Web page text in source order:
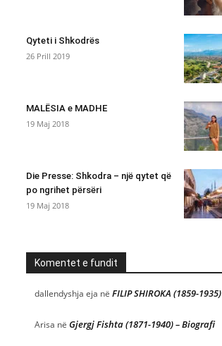
Qyteti i Shkodrës
26 Prill 2019
MALËSIA e MADHE
19 Maj 2018
Die Presse: Shkodra – një qytet që
po ngrihet përsëri
19 Maj 2018
Komentet e fundit
dallendyshja eja në FILIP SHIROKA (1859-1935)
Arisa në Gjergj Fishta (1871-1940) – Biografi